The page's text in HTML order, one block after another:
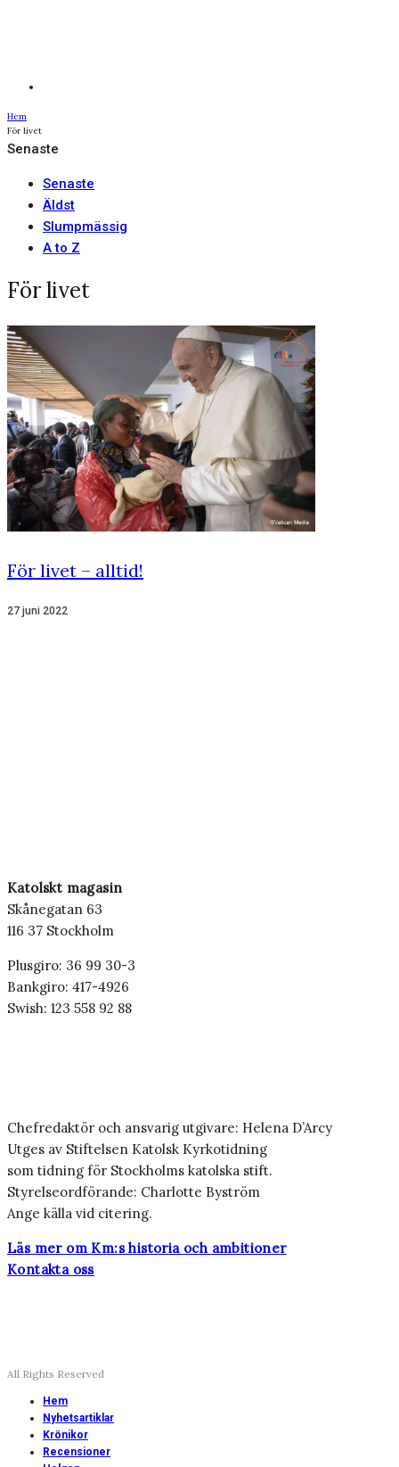
Hem
För livet
Senaste
Senaste
Äldst
Slumpmässig
A to Z
För livet
För livet – alltid!
27 juni 2022
Katolskt magasin
Skånegatan 63
116 37 Stockholm
Plusgiro: 36 99 30-3
Bankgiro: 417-4926
Swish: 123 558 92 88
Chefredaktör och ansvarig utgivare: Helena D’Arcy
Utges av Stiftelsen Katolsk Kyrkotidning
som tidning för Stockholms katolska stift.
Styrelseordförande: Charlotte Byström
Ange källa vid citering.
Läs mer om Km:s historia och ambitioner
Kontakta oss
All Rights Reserved
Hem
Nyhetsartiklar
Krönikor
Recensioner